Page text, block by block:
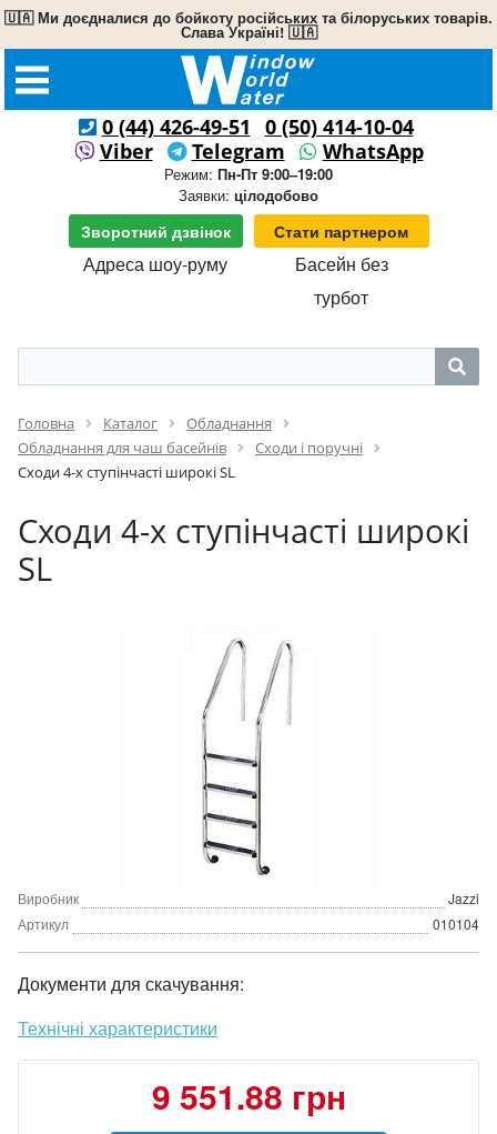
🇺🇦 Ми доєдналися до бойкоту російських та білоруських товарів.
Слава Україні! 🇺🇦
0 (44) 426-49-51
0 (50) 414-10-04
Viber
Telegram WhatsApp
Режим: Пн-Пт 9:00–19:00
Заявки: цілодобово
Зворотний дзвінок Стати партнером
Адреса шоу-руму
Басейн без
турбот
Головна Каталог
Обладнання
Обладнання для чаш басейнів
Сходи і поручні
Сходи 4-х ступінчасті широкі SL
Сходи 4-х ступінчасті широкі
SL
Виробник
Jazzi
Артикул
010104
Документи для скачування:
Технічні характеристики
9 551.88 грн